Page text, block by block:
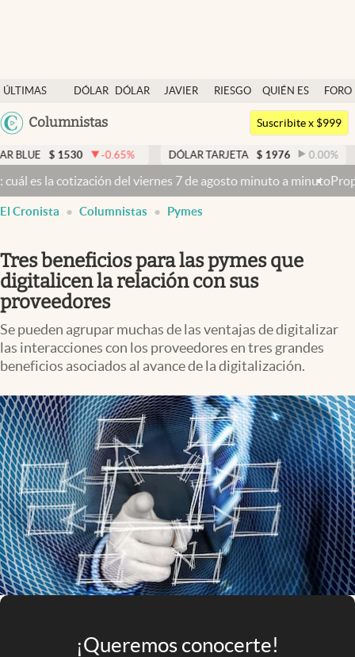
ÚLTIMAS
NOTICIAS
DÓLAR
DÓLAR
JAVIER
RIESGO
QUIÉN ES
QUIÉN
FORO
Argentina
México
Columnistas
Dólar
Members
Economía y Política
Finanzas y Mercados
Mercados Online
Columnistas
Otras secciones
Apertura
Infotechnology
Clase
Clima
Mundial 2026
Eventos Corporativos
El Cronista Studio
Mediakit
abre en nueva pestaña
Argentina
Suscribite x $999
-0.65% DÓLAR TARJETA $ 1976 0.00% DÓLAR MEP
agosto minuto a minutoPropiedad privada: con cruces y
El Cronista Columnistas Pymes
Tres beneficios para las pymes que
digitalicen la relación con sus
proveedores
Se pueden agrupar muchas de las ventajas de digitalizar
las interacciones con los proveedores en tres grandes
beneficios asociados al avance de la digitalización.
¡Queremos conocerte!